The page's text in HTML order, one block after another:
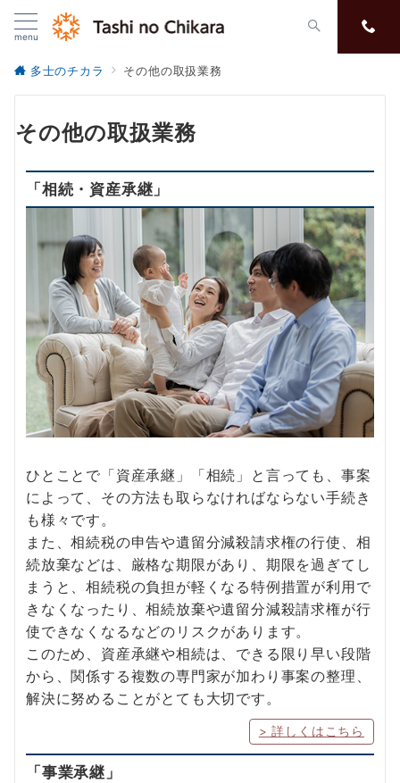
menu
多士のチカラ その他の取扱業務
その他の取扱業務
「相続・資産承継」
ひとことで「資産承継」「相続」と言っても、事案
によって、その方法も取らなければならない手続き
も様々です。
また、相続税の申告や遺留分減殺請求権の行使、相
続放棄などは、厳格な期限があり、期限を過ぎてし
まうと、相続税の負担が軽くなる特例措置が利用で
きなくなったり、相続放棄や遺留分減殺請求権が行
使できなくなるなどのリスクがあります。
このため、資産承継や相続は、できる限り早い段階
から、関係する複数の専門家が加わり事案の整理、
解決に努めることがとても大切です。
> 詳しくはこちら
「事業承継」